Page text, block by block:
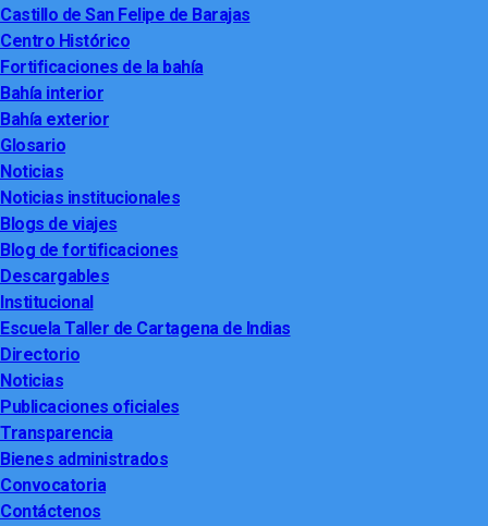
Castillo de San Felipe de Barajas
Centro Histórico
Fortificaciones de la bahía
Bahía interior
Bahía exterior
Glosario
Noticias
Noticias institucionales
Blogs de viajes
Blog de fortificaciones
Descargables
Institucional
Escuela Taller de Cartagena de Indias
Directorio
Noticias
Publicaciones oficiales
Transparencia
Bienes administrados
Convocatoria
Contáctenos